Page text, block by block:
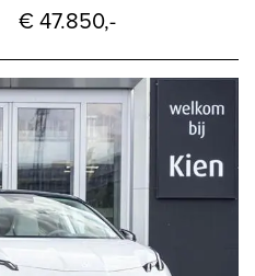
€ 47.850,-